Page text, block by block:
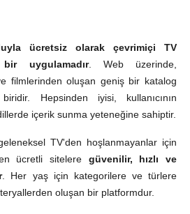
ücretsiz olarak çevrimiçi TV
uygulamadır. Web üzerinde,
filmlerinden oluşan geniş bir katalog
Hepsinden iyisi, kullanıcının
içerik sunma yeteneğine sahiptir.
TV'den hoşlanmayanlar için
ücretli sitelere güvenilir, hızlı ve
. Her yaş için kategorilere ve türlere
oluşan bir platformdur.